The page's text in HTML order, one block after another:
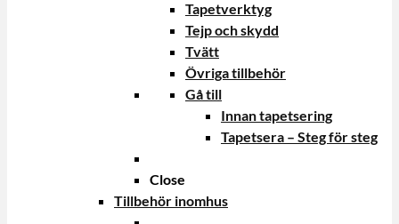
Tapetverktyg
Tejp och skydd
Tvätt
Övriga tillbehör
Gå till
Innan tapetsering
Tapetsera – Steg för steg
Close
Tillbehör inomhus